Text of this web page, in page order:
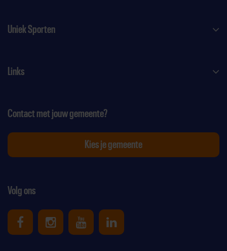
Uniek Sporten
Links
Volg ons
Uniek Sporten op Facebook
Uniek Sporten op Instagram
Uniek Sporten op Youtube
Uniek Sporten op
Contact met jouw gemeente?
Kies je gemeente